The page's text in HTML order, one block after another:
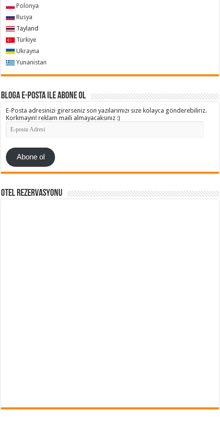
Polonya
Rusya
Tayland
Türkiye
Ukrayna
Yunanistan
Bloga e-posta ile abone ol
E-Posta adresinizi girerseniz son yazılarımızı size kolayca gönderebiliriz.
Korkmayın! reklam maili almayacaksınız :)
E-
posta
Adresi
Abone ol
Otel Rezervasyonu